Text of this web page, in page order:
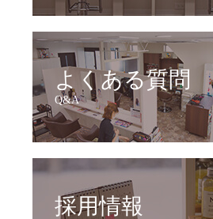
よくある質問
Q&A
採用情報